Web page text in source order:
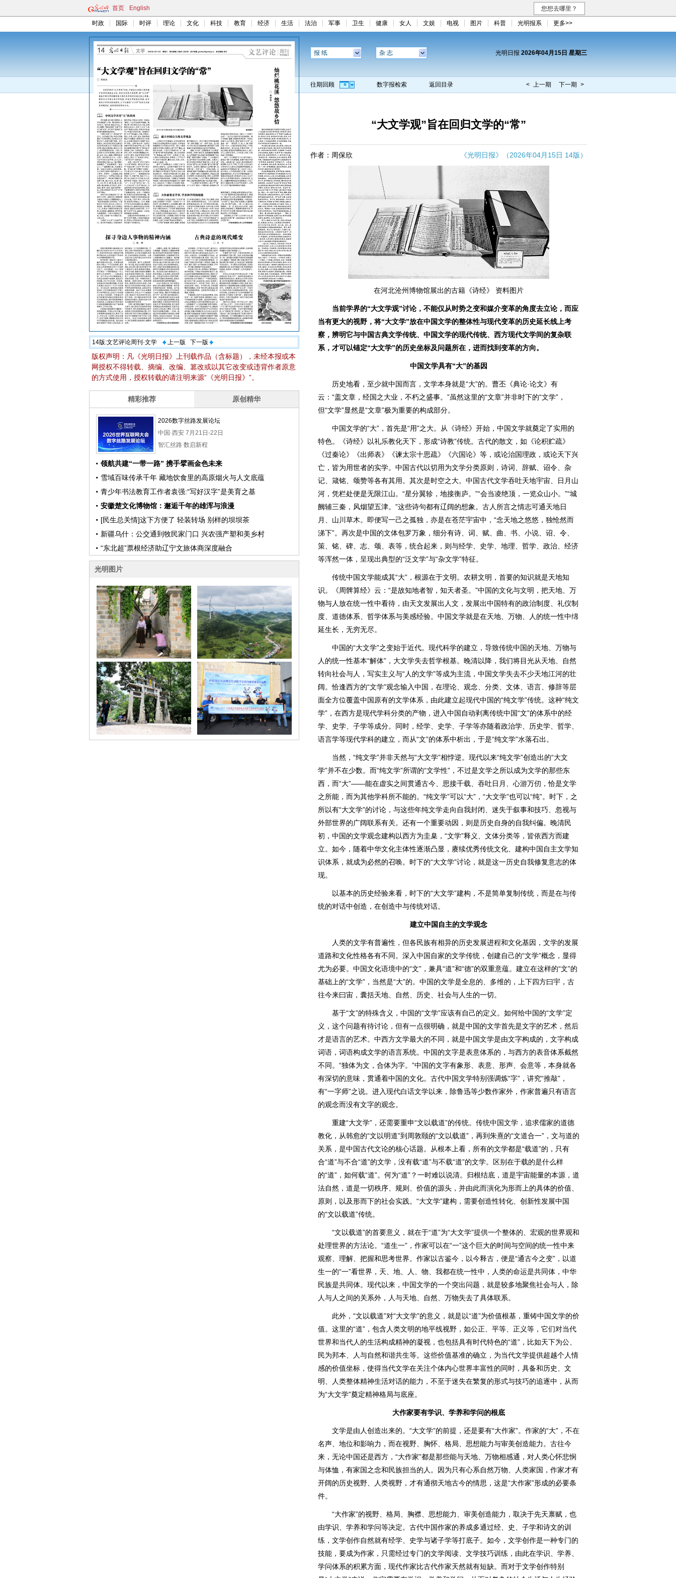
首页 English 您想去哪里？
时政 国际 时评 理论 文化 科技 教育 经济 生活 法治 军事 卫生 健康 女人 文娱 电视 图片 科普 光明报系 更多>>
14版:文艺评论周刊·文学 上一版 下一版
版权声明：凡《光明日报》上刊载作品（含标题），未经本报或本
网授权不得转载、摘编、改编、篡改或以其它改变或违背作者原意
的方式使用，授权转载的请注明来源“《光明日报》”。
报 纸 杂 志 光明日报 2026年04月15日 星期三
往期回顾 数字报检索 返回目录 < 上一期 下一期 >
“大文学观”旨在回归文学的“常”
作者：周保欣 《光明日报》（2026年04月15日 14版）
在河北沧州博物馆展出的古籍《诗经》 资料图片
当前学界的“大文学观”讨论，不能仅从时势之变和媒介变革的角度去立论，而应
当有更大的视野，将“大文学”放在中国文学的整体性与现代变革的历史延长线上考
察，辨明它与中国古典文学传统、中国文学的现代传统、西方现代文学间的复杂联
系，才可以锚定“大文学”的历史坐标及问题所在，进而找到变革的方向。
中国文学具有“大”的基因
历史地看，至少就中国而言，文学本身就是“大”的。曹丕《典论·论文》有
云：“盖文章，经国之大业，不朽之盛事。”虽然这里的“文章”并非时下的“文学”，
但“文学”显然是“文章”极为重要的构成部分。
中国文学的“大”，首先是“用”之大。从《诗经》开始，中国文学就奠定了实用的
特色。《诗经》以礼乐教化天下，形成“诗教”传统。古代的散文，如《论积贮疏》
《过秦论》《出师表》《谏太宗十思疏》《六国论》等，或论治国理政，或论天下兴
亡，皆为用世者的实学。中国古代以切用为文学分类原则，诗词、辞赋、诏令、杂
记、箴铭、颂赞等各有其用。其次是时空之大。中国古代文学吞吐天地宇宙、日月山
河，凭栏处便是无限江山。“星分翼轸，地接衡庐。”“会当凌绝顶，一览众山小。”“城
阙辅三秦，风烟望五津。”这些诗句都有辽阔的想象。古人所言之情志可通天地日
月、山川草木。即便写一己之孤独，亦是在苍茫宇宙中，“念天地之悠悠，独怆然而
涕下”。再次是中国的文体包罗万象，细分有诗、词、赋、曲、书、小说、诏、令、
策、铭、碑、志、颂、表等，统合起来，则与经学、史学、地理、哲学、政治、经济
等浑然一体，呈现出典型的“泛文学”与“杂文学”特征。
传统中国文学能成其“大”，根源在于文明。农耕文明，首要的知识就是天地知
识。《周髀算经》云：“是故知地者智，知天者圣。”中国的文化与文明，把天地、万
物与人放在统一性中看待，由天文发展出人文，发展出中国特有的政治制度、礼仪制
度、道德体系、哲学体系与美感经验。中国文学就是在天地、万物、人的统一性中绵
延生长，无穷无尽。
中国的“大文学”之变始于近代。现代科学的建立，导致传统中国的天地、万物与
人的统一性基本“解体”，大文学失去哲学根基。晚清以降，我们将目光从天地、自然
转向社会与人，写实主义与“人的文学”等成为主流，中国文学失去不少天地江河的壮
阔。恰逢西方的“文学”观念输入中国，在理论、观念、分类、文体、语言、修辞等层
面全方位覆盖中国原有的文学体系，由此建立起现代中国的“纯文学”传统。这种“纯文
学”，在西方是现代学科分类的产物，进入中国自动剥离传统中国“文”的体系中的经
学、史学、子学等成分。同时，经学、史学、子学等亦随着政治学、历史学、哲学、
语言学等现代学科的建立，而从“文”的体系中析出，于是“纯文学”水落石出。
当然，“纯文学”并非天然与“大文学”相悖逆。现代以来“纯文学”创造出的“大文
学”并不在少数。而“纯文学”所谓的“文学性”，不过是文学之所以成为文学的那些东
西，而“大”——能在虚实之间贯通古今、思接千载、吞吐日月、心游万仞，恰是文学
之所能，而为其他学科所不能的。“纯文学”可以“大”，“大文学”也可以“纯”。时下，之
所以有“大文学”的讨论，与这些年纯文学走向自我封闭、迷失于叙事和技巧、忽视与
外部世界的广阔联系有关。还有一个重要动因，则是历史自身的自我纠偏。晚清民
初，中国的文学观念建构以西方为圭臬，“文学”释义、文体分类等，皆依西方而建
立。如今，随着中华文化主体性逐渐凸显，赓续优秀传统文化、建构中国自主文学知
识体系，就成为必然的召唤。时下的“大文学”讨论，就是这一历史自我修复意志的体
现。
以基本的历史经验来看，时下的“大文学”建构，不是简单复制传统，而是在与传
统的对话中创造，在创造中与传统对话。
建立中国自主的文学观念
人类的文学有普遍性，但各民族有相异的历史发展进程和文化基因，文学的发展
道路和文化性格各有不同。深入中国自家的文学传统，创建自己的“文学”概念，显得
尤为必要。中国文化语境中的“文”，兼具“道”和“德”的双重意蕴。建立在这样的“文”的
基础上的“文学”，当然是“大”的。中国的文学是全息的、多维的，上下四方曰宇，古
往今来曰宙，囊括天地、自然、历史、社会与人生的一切。
基于“文”的特殊含义，中国的“文学”应该有自己的定义。如何给中国的“文学”定
义，这个问题有待讨论，但有一点很明确，就是中国的文学首先是文字的艺术，然后
才是语言的艺术。中西方文学最大的不同，就是中国文学是由文字构成的，文字构成
词语，词语构成文学的语言系统。中国的文字是表意体系的，与西方的表音体系截然
不同。“独体为文，合体为字。”中国的文字有象形、表意、形声、会意等，本身就各
有深切的意味，贯通着中国的文化。古代中国文学特别强调炼“字”，讲究“推敲”，
有“一字师”之说。进入现代白话文学以来，除鲁迅等少数作家外，作家普遍只有语言
的观念而没有文字的观念。
重建“大文学”，还需要重申“文以载道”的传统。传统中国文学，追求儒家的道德
教化，从韩愈的“文以明道”到周敦颐的“文以载道”，再到朱熹的“文道合一”，文与道的
关系，是中国古代文论的核心话题。从根本上看，所有的文学都是“载道”的，只有
合“道”与不合“道”的文学，没有载“道”与不载“道”的文学。区别在于载的是什么样
的“道”，如何载“道”。何为“道”？一时难以说清。归根结底，道是宇宙能量的本源，道
法自然，道是一切秩序、规则、价值的源头，并由此而演化为形而上的具体的价值、
原则，以及形而下的社会实践。“大文学”建构，需要创造性转化、创新性发展中国
的“文以载道”传统。
“文以载道”的首要意义，就在于“道”为“大文学”提供一个整体的、宏观的世界观和
处理世界的方法论。“道生一”，作家可以在“一”这个巨大的时间与空间的统一性中来
观察、理解、把握和思考世界。作家以古鉴今，以今释古，便是“通古今之变”，以道
生一的“一”看世界，天、地、人、物、我都在统一性中，人类的命运是共同体，中华
民族是共同体。现代以来，中国文学的一个突出问题，就是较多地聚焦社会与人，除
人与人之间的关系外，人与天地、自然、万物失去了具体联系。
此外，“文以载道”对“大文学”的意义，就是以“道”为价值根基，重铸中国文学的价
值。这里的“道”，包含人类文明的地平线视野，如公正、平等、正义等，它们对当代
世界和当代人的生活构成精神的凝视，也包括具有时代特色的“道”，比如天下为公、
民为邦本、人与自然和谐共生等。这些价值基准的确立，为当代文学提供超越个人情
感的价值坐标，使得当代文学在关注个体内心世界丰富性的同时，具备和历史、文
明、人类整体精神生活对话的能力，不至于迷失在繁复的形式与技巧的追逐中，从而
为“大文学”奠定精神格局与底座。
大作家要有学识、学养和学问的根底
文学是由人创造出来的。“大文学”的前提，还是要有“大作家”。作家的“大”，不在
名声、地位和影响力，而在视野、胸怀、格局、思想能力与审美创造能力。古往今
来，无论中国还是西方，“大作家”都是那些能与天地、万物相感通，对人类心怀悲悯
与体恤，有家国之念和民族担当的人。因为只有心系自然万物、人类家国，作家才有
开阔的历史视野、人类视野，才有通彻天地古今的情思，这是“大作家”形成的必要条
件。
“大作家”的视野、格局、胸襟、思想能力、审美创造能力，取决于先天禀赋，也
由学识、学养和学问等决定。古代中国作家的养成多通过经、史、子学和诗文的训
练，文学创作自然就有经学、史学与诸子学等打底子。如今，文学创作是一种专门的
技能，要成为作家，只需经过专门的文学阅读、文学技巧训练，由此在学识、学养、
学问体系的积累方面，现代作家比古代作家天然就有短缺。而对于文学创作特别